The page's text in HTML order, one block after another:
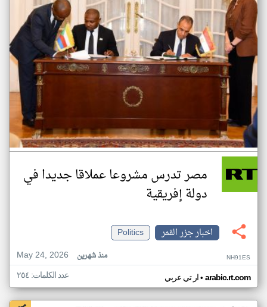
مصر تدرس مشروعا عملاقا جديدا في
دولة إفريقية
اخبار جزر القمر
Politics
May 24, 2026
منذ شهرين NH91ES
ار تي عربي• arabic.rt.com عدد الكلمات: ٢٥٤